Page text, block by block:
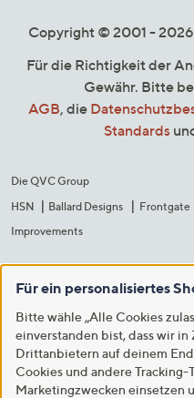
Copyright © 2001 - 2026
Für die Richtigkeit der
Gewähr. Bitte
AGB, die
Standards
Die QVC Group
HSN
Ballard Designs Frontgate
Improvements
Für ein personalisiertes
Bitte wähle „Alle Cookies
einverstanden bist, dass wir
Drittanbietern auf deinem
Cookies und andere Tracking-
Marketingzwecken einsetzen